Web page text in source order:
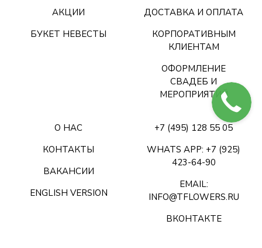
АКЦИИ
БУКЕТ НЕВЕСТЫ
ДОСТАВКА И ОПЛАТА
КОРПОРАТИВНЫМ
КЛИЕНТАМ
ОФОРМЛЕНИЕ
СВАДЕБ И
МЕРОПРИЯТИЙ
О НАС
КОНТАКТЫ
ВАКАНСИИ
ENGLISH VERSION
+7 (495) 128 55 05
WHATS APP: +7 (925)
423-64-90
EMAIL:
INFO@TFLOWERS.RU
ВКОНТАКТЕ